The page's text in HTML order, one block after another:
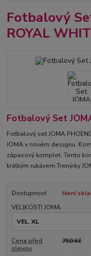
Fotbalový
ROYAL
Fotbalový Set
Fotbalový set JOMA
JOMA v novém designu.
zápasový komplet. Tento
krátkým rukávem Trenýrky
Dostupnost
Není
VELIKOSTI JOMA
Cena před
slevou
750 Kč